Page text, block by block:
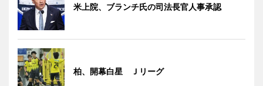
米上院、ブランチ氏の司法長官人事承認
柏、開幕白星 Ｊリーグ